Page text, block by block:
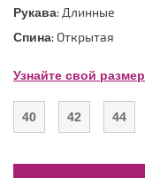
Рукава: Длинные
Спина: Открытая
Узнайте свой размер
40 42 44